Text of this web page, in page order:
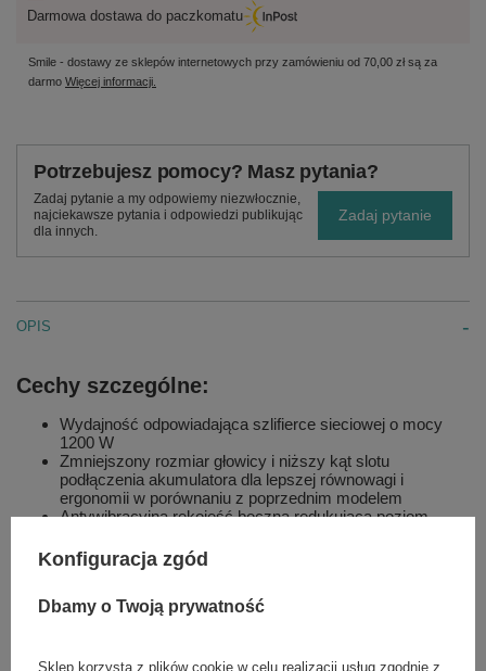
Darmowa dostawa do paczkomatu
Smile - dostawy ze sklepów internetowych przy zamówieniu od 70,00 złsą za
darmo Więcej informacji.
Potrzebujesz pomocy? Masz pytania?
Zadaj pytanie a my odpowiemy niezwłocznie,
najciekawsze pytania i odpowiedzi publikując
dla innych.
Zadaj pytanie
OPIS
Cechy szczególne:
Wydajność odpowiadająca szlifierce sieciowej o mocy
1200 W
Zmniejszony rozmiar głowicy i niższy kąt slotu
podłączenia akumulatora dla lepszej równowagi i
ergonomii w porównaniu z poprzednim modelem
Antywibracyjna rękojeść boczna redukująca poziom
Zintegrowana technologia FIXTEC™ umożliwia wymianę
tarczy bez użycia narzędzia
Wymienna osłona przeciwpyłowa zapobiega
125 mm beznarzędziowa osłona zapewnia doskonałą
Konfiguracja zgód
Dbamy o Twoją prywatność
Sklep korzysta z plików cookie w celu realizacji usług zgodnie z